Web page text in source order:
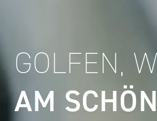
GOLFEN,
AM